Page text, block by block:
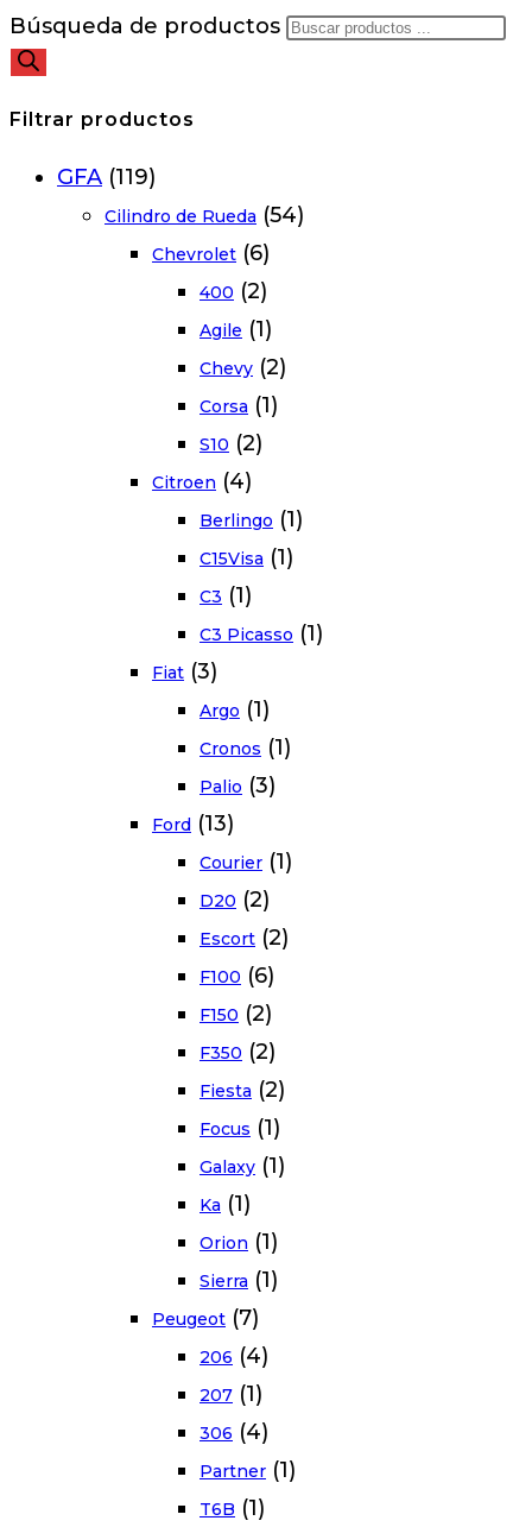
Búsqueda de productos
Filtrar productos
GFA (119)
Cilindro de Rueda (54)
Chevrolet (6)
400 (2)
Agile (1)
Chevy (2)
Corsa (1)
S10 (2)
Citroen (4)
Berlingo (1)
C15Visa (1)
C3 (1)
C3 Picasso (1)
Fiat (3)
Argo (1)
Cronos (1)
Palio (3)
Ford (13)
Courier (1)
D20 (2)
Escort (2)
F100 (6)
F150 (2)
F350 (2)
Fiesta (2)
Focus (1)
Galaxy (1)
Ka (1)
Orion (1)
Sierra (1)
Peugeot (7)
206 (4)
207 (1)
306 (4)
Partner (1)
T6B (1)